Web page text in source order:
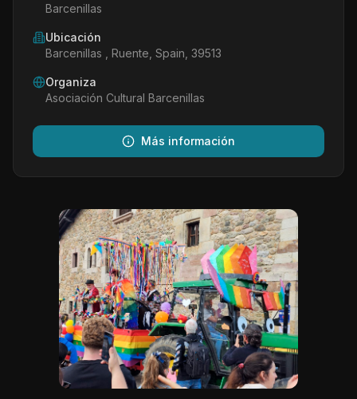
Barcenillas
Ubicación
Barcenillas , Ruente, Spain, 39513
Organiza
Asociación Cultural Barcenillas
Más información